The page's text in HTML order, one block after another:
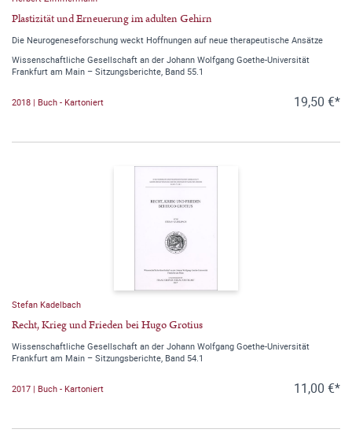
Plastizität und Erneuerung im adulten Gehirn
Die Neurogeneseforschung weckt Hoffnungen auf neue therapeutische Ansätze
Wissenschaftliche Gesellschaft an der Johann Wolfgang Goethe-Universität
Frankfurt am Main – Sitzungsberichte, Band 55.1
2018 | Buch - Kartoniert 19,50 €*
Stefan Kadelbach
Recht, Krieg und Frieden bei Hugo Grotius
Wissenschaftliche Gesellschaft an der Johann Wolfgang Goethe-Universität
Frankfurt am Main – Sitzungsberichte, Band 54.1
2017 | Buch - Kartoniert 11,00 €*